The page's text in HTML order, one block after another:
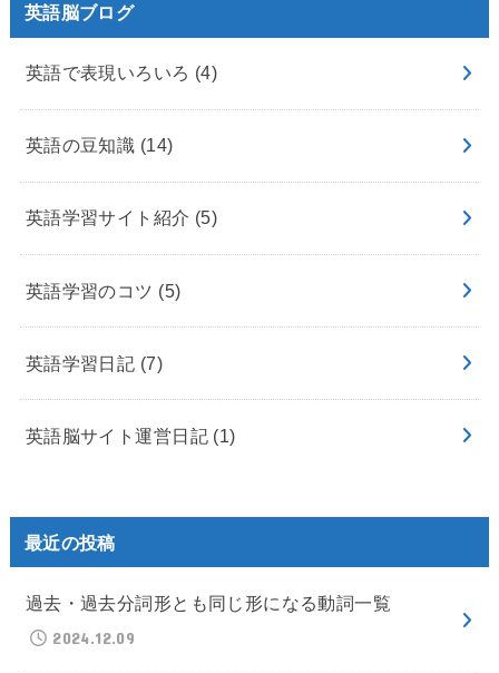
英語脳ブログ
英語で表現いろいろ (4)
英語の豆知識 (14)
英語学習サイト紹介 (5)
英語学習のコツ (5)
英語学習日記 (7)
英語脳サイト運営日記 (1)
最近の投稿
過去・過去分詞形とも同じ形になる動詞一覧
2024.12.09